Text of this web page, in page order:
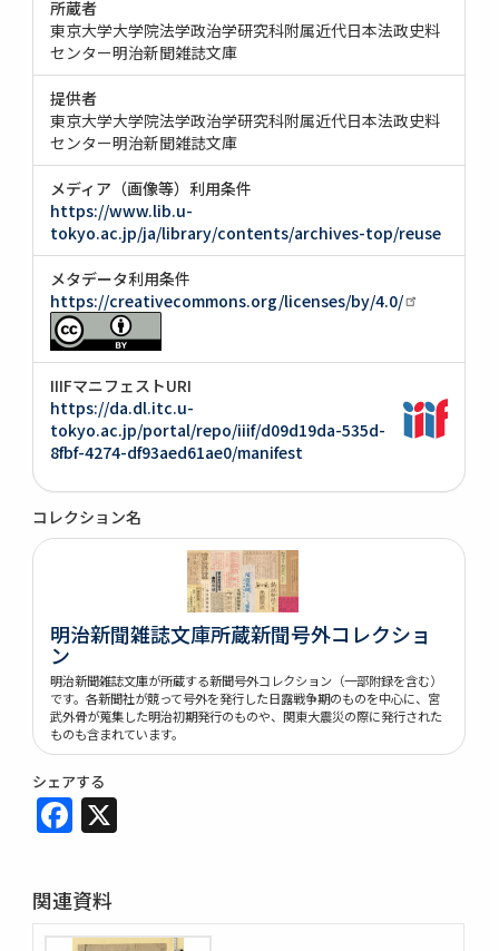
所蔵者
東京大学大学院法学政治学研究科附属近代日本法政史料
センター明治新聞雑誌文庫
提供者
東京大学大学院法学政治学研究科附属近代日本法政史料
センター明治新聞雑誌文庫
メディア（画像等）利用条件
https://www.lib.u-
tokyo.ac.jp/ja/library/contents/archives-top/reuse
メタデータ利用条件
https://creativecommons.org/licenses/by/4.0/
IIIFマニフェストURI
https://da.dl.itc.u-
tokyo.ac.jp/portal/repo/iiif/d09d19da-535d-
8fbf-4274-df93aed61ae0/manifest
コレクション名
明治新聞雑誌文庫所蔵新聞号外コレクショ
ン
明治新聞雑誌文庫が所蔵する新聞号外コレクション（一部附録を含む）
です。各新聞社が競って号外を発行した日露戦争期のものを中心に、宮
武外骨が蒐集した明治初期発行のものや、関東大震災の際に発行された
ものも含まれています。
シェアする
Facebook
関連資料